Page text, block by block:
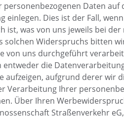
Daten
einlegen. Dies ist der Fall,
ist, was von uns jeweils bei
solchen Widerspruchs bitten
von uns durchgeführt
die
aufzeigen, aufgrund derer wir
Verarbeitung Ihrer
Über Ihren
Straßenverkehr